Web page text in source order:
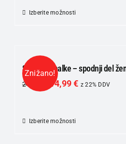
Izberite možnosti
različic.
Možnosti
Znižano!
SKINY Kopalke – spodnji del
24,99 14,99€ z 22% DDV
Izberite možnosti